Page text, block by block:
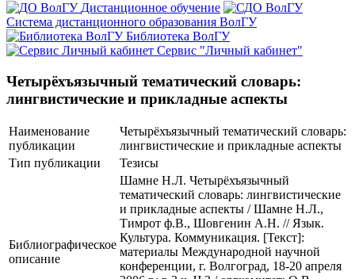
Дистанционное обучение
Система дистанционного образования ВолГУ
Библиотека ВолГУ
Сервис "Личный кабинет"
Четырёхъязычный тематический словарь:
лингвистические и прикладные аспекты
Наименование
публикации
Четырёхъязычный тематический словарь:
лингвистические и прикладные аспекты
Тип публикации
Тезисы
Библиографическое
описание
Шамне Н.Л. Четырёхъязычный
тематический словарь: лингвистические
и прикладные аспекты / Шамне Н.Л.,
Тимрот ф.В., Шовгенин А.Н. // Язык.
Культура. Коммуникация. [Текст]:
материалы Международной научной
конференции, г. Волгоград, 18-20 апреля